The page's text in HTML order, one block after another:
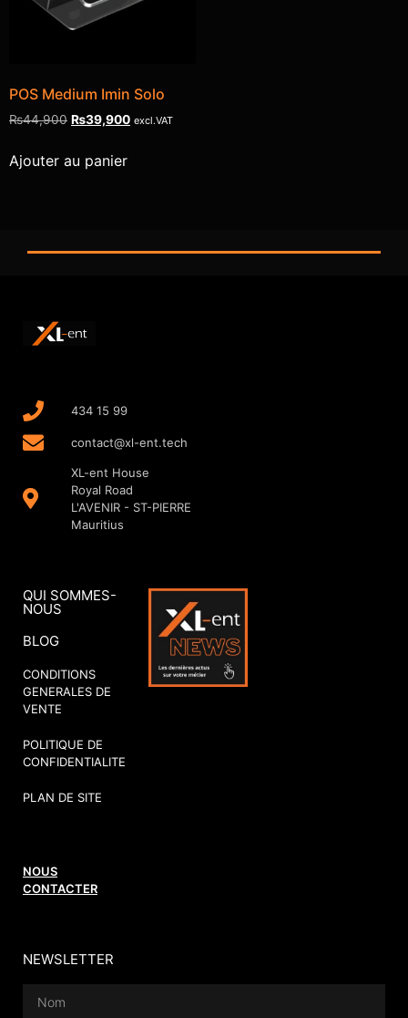
POS Medium Imin Solo
₨44,900 ₨39,900 excl.VAT
Ajouter au panier
434 15 99
contact@xl-ent.tech
XL-ent House
Royal Road
L'AVENIR - ST-PIERRE
Mauritius
QUI SOMMES-
NOUS
BLOG
CONDITIONS
GENERALES DE
VENTE
POLITIQUE DE
CONFIDENTIALITE
PLAN DE SITE
NOUS
CONTACTER
NEWSLETTER